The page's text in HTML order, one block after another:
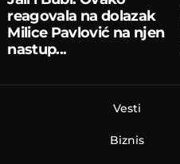
reagovala na dolazak
Milice Pavlović na njen
nastup...
Vesti
Biznis